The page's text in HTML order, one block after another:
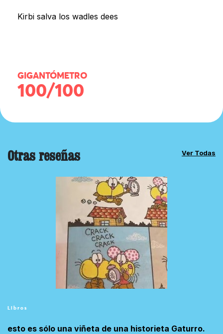
Kirbi salva los wadles dees
GIGANTÓMETRO
100/100
Otras reseñas Ver Todas
Libros
esto es sólo una viñeta de una historieta Gaturro.